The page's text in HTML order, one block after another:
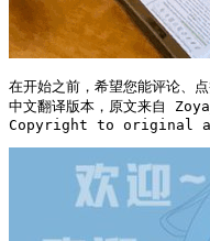
在开始之前，希望您能评论、
中文翻译版本，原文来自
Copyright to original